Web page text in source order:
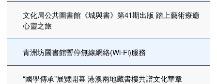
文化局公共圖書館《城與書》第41期出版 踏上藝術療癒
心靈之旅
青洲坊圖書館暫停無線網絡(Wi-Fi)服務
“國學傳承”展覽開幕 港澳兩地藏書樓共譜文化華章